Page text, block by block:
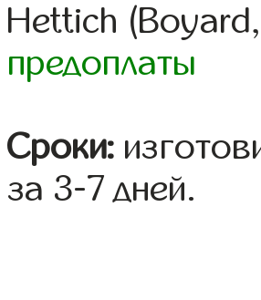
Hettich
предоплаты
Сроки:
за 3-7 дней.